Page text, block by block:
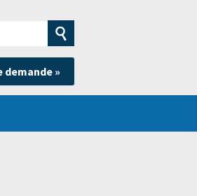
Soumettre
la
recherche
demande »